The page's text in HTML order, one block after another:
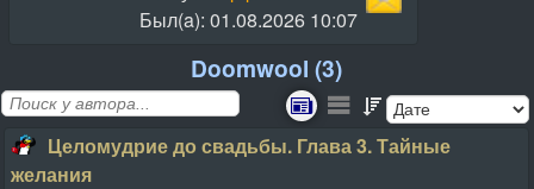
Был(a): 01.08.2026 10:07
Doomwool (3)
Целомудрие до свадьбы. Глава 3. Тайные
желания